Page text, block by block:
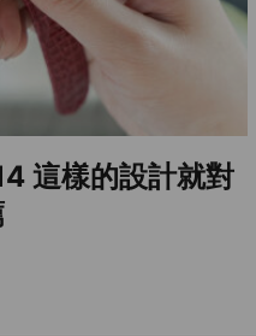
這樣的設計就對